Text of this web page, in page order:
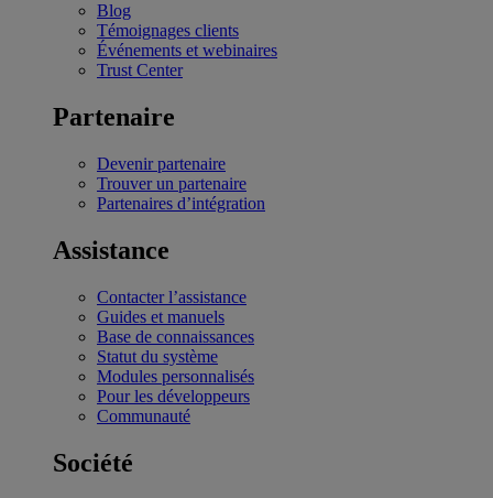
Blog
Témoignages clients
Événements et webinaires
Trust Center
Partenaire
Devenir partenaire
Trouver un partenaire
Partenaires d’intégration
Assistance
Contacter l’assistance
Guides et manuels
Base de connaissances
Statut du système
Modules personnalisés
Pour les développeurs
Communauté
Société